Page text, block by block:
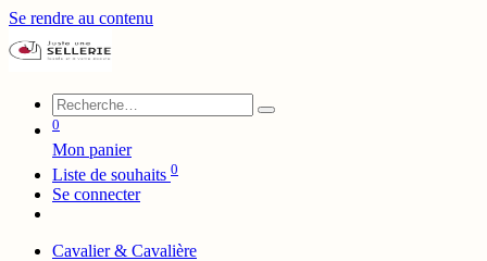
Se rendre au contenu
0
Mon panier
Liste de souhaits 0
Se connecter
Cavalier & Cavalière